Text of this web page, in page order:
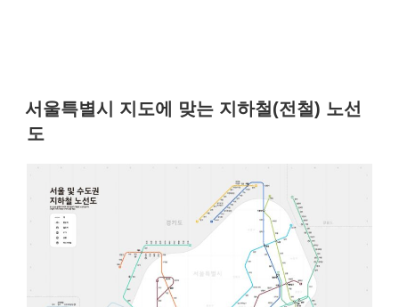
서울특별시 지도에 맞는 지하철(전철) 노선
도